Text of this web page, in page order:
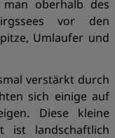
oberhalb des
vor den
Umlaufer und
verstärkt durch
sich einige auf
Diese kleine
ist landschaftlich